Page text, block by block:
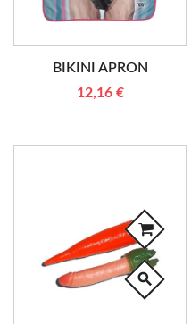
BIKINI APRON
12,16 €
search